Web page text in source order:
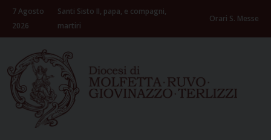
Skip
content
7 Agosto
2026
Santi Sisto II, papa, e compagni,
martiri
Orari S. Messe